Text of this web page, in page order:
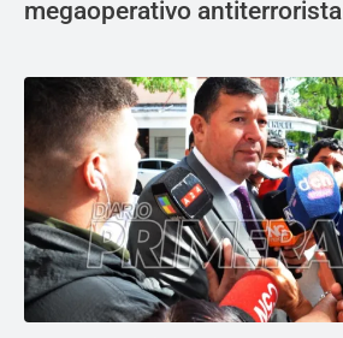
megaoperativo antiterrorista